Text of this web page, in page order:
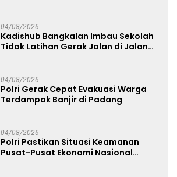
04/08/2026
Kadishub Bangkalan Imbau Sekolah
Tidak Latihan Gerak Jalan di Jalan
04/08/2026
Polri Gerak Cepat Evakuasi Warga
Terdampak Banjir di Padang
04/08/2026
Polri Pastikan Situasi Keamanan
Pusat-Pusat Ekonomi Nasional